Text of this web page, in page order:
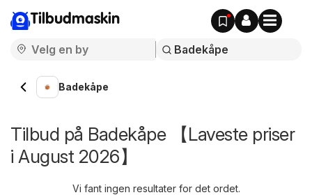
Tilbudmaskin
Badekåpe
Tilbud på Badekåpe 【Laveste priser
i August 2026】
Vi fant ingen resultater for det ordet.